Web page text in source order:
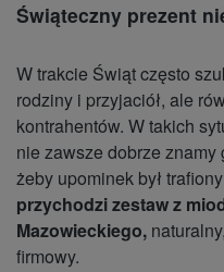
Świąteczny prezent
W trakcie Świąt często
rodziny i przyjaciół, ale
kontrahentów. W takich
nie zawsze dobrze znamy
żeby upominek był
przychodzi zestaw z
Mazowieckiego,
firmowy.